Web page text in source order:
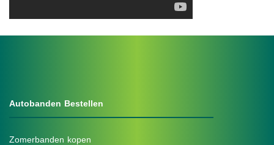
Autobanden Bestellen
Zomerbanden kopen